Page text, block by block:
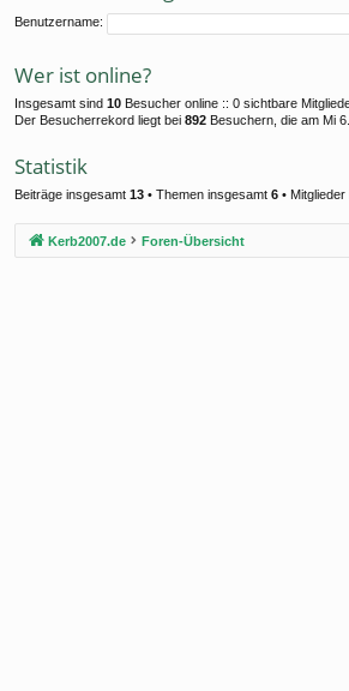
Benutzername:
Wer ist online?
Insgesamt sind 10 Besucher online :: 0 sichtbare
Der Besucherrekord liegt bei 892 Besuchern, die am Mi
Statistik
Beiträge insgesamt 13 • Themen insgesamt 6 •
Kerb2007.de Foren-Übersicht